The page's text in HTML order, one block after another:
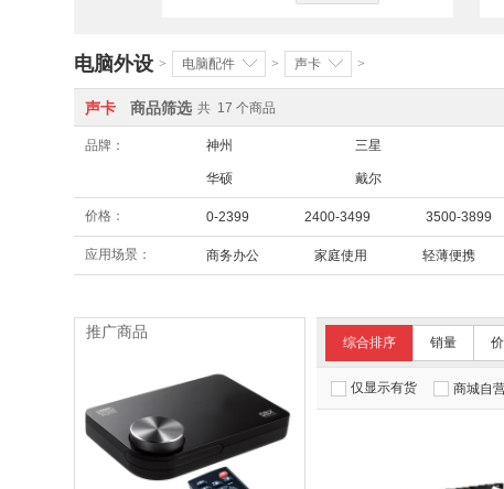
电脑外设 > 电脑配件 > 声卡 >
声卡 商品筛选 共 17 个商品
品牌： 神州 三星
华硕 戴尔
价格： 0-2399 2400-3499 3500-3899
应用场景： 商务办公 家庭使用 轻薄便携
综合排序 销量
仅显示有货 商城自
推广商品